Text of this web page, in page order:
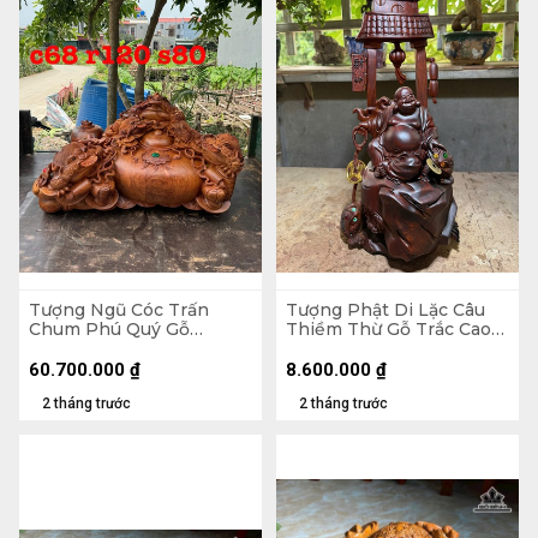
Tượng Ngũ Cóc Trấn
Chum Phú Quý Gỗ
Sâu 80 (cm)
2 tháng trước
60.700.000 ₫
Tượng Phật Di Lặc Câu
Thiềm Thừ Gỗ Trắc Cao
2 tháng trước
8.600.000 ₫